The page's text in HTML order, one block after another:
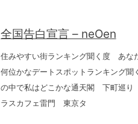
全国告白宣言 – neOen
住みやすい街ランキング聞く度 あな
何位かなデートスポットランキング
の中で私はどこかな通天閣 下町巡
ラスカフェ雷門 東京タ